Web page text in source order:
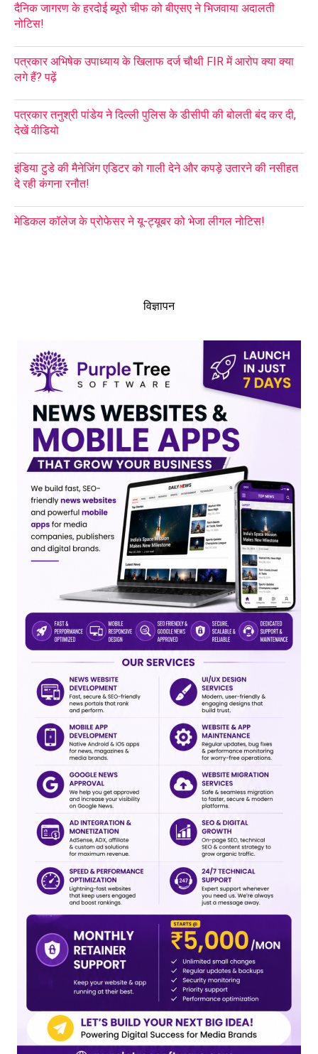
दैनिक जागरण के हरदोई ब्यूरो चीफ को बीएसए ने भिजवाया अदालती
नोटिस!
पत्रकार अभिषेक उपाध्याय के खिलाफ दर्ज चौथी FIR में आरोप क्या क्या
लगे हैं? पढ़ें
पत्रकार तनुश्री पांडेय ने दिल्ली पुलिस के डीसीपी की बोलती बंद कर दी,
देखें वीडियो
इंडिया टुडे की मैनेजिंग एडिटर को गाली देने और कपड़े उतारने की नसीहत
दे रही कंगना रनौत!
मेडिकल कॉलेज के प्रोफेसर ने यू-ट्यूबर को भेजा लीगल नोटिस!
विज्ञापन